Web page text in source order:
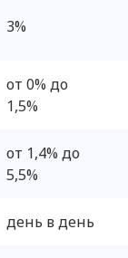
3%
от 0% до
1,5%
от 1,4% до
5,5%
день в день